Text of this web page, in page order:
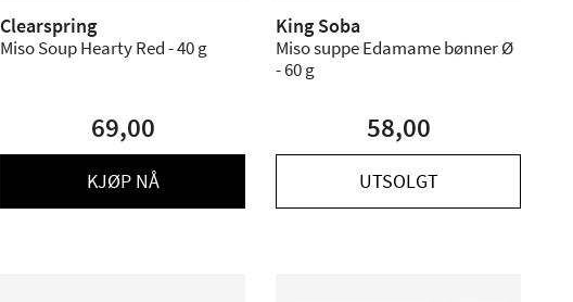
Clearspring
Miso Soup Hearty Red - 40 g
69,00
KJØP NÅ
King Soba
Miso suppe Edamame bønner Ø
- 60 g
58,00
UTSOLGT